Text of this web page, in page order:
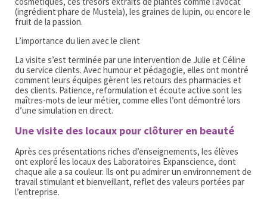
(ingrédient phare de Mustela), les graines de lupin, ou encore le
fruit de la passion.
L’importance du lien avec le client
La visite s’est terminée par une intervention de Julie et Céline
du service clients. Avec humour et pédagogie, elles ont montré
comment leurs équipes gèrent les retours des pharmacies et
des clients. Patience, reformulation et écoute active sont les
maîtres-mots de leur métier, comme elles l’ont démontré lors
d’une simulation en direct.
Une visite des locaux pour clôturer en beauté
Après ces présentations riches d’enseignements, les élèves
ont exploré les locaux des Laboratoires Expanscience, dont
chaque aile a sa couleur. Ils ont pu admirer un environnement de
travail stimulant et bienveillant, reflet des valeurs portées par
l’entreprise.